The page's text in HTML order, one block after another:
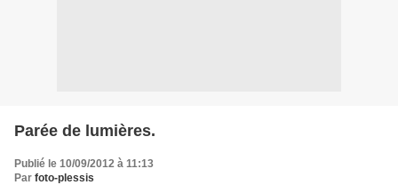
Parée de lumières.
Publié le 10/09/2012 à 11:13
Par foto-plessis